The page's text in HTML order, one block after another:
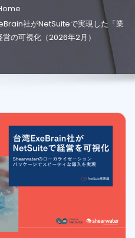
社がNetSuiteで実現した「業
の可視化（2026年2月）